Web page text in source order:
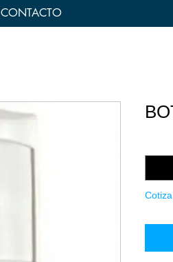
CONTACTO